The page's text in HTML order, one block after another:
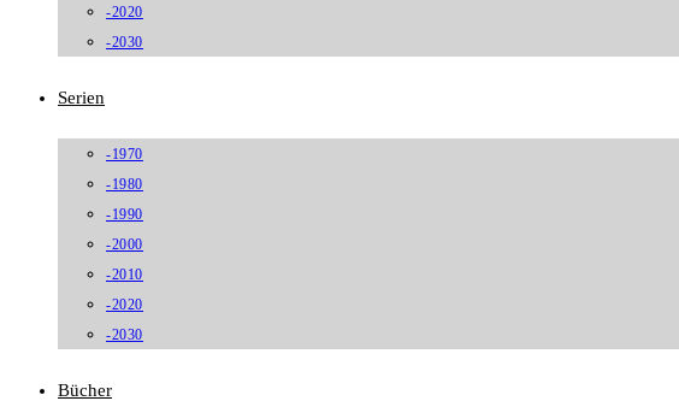
-2020
-2030
Serien
-1970
-1980
-1990
-2000
-2010
-2020
-2030
Bücher